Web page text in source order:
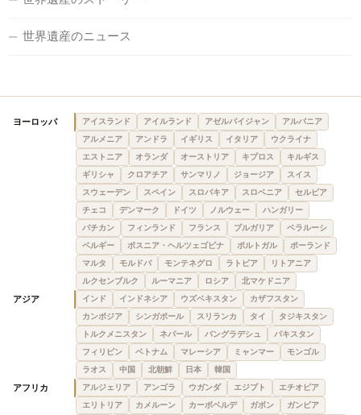
世界遺産のニュース
ヨーロッパ アイスランド アイルランド アゼルバイジャン
アルバニア
アルメニア
アンドラ イギリス イタリア
ウクライナ
エストニア
オランダ オーストリア キプロス
キルギス
ギリシャ
クロアチア サンマリノ ジョージア
スイス
スウェーデン
スペイン スロバキア スロベニア
セルビア
チェコ
デンマーク ドイツ ノルウェー
ハンガリー
バチカン
フィンランド フランス ブルガリア
ベラルーシ
ベルギー
ボスニア・ヘルツェゴビナ ポルトガル
ポーランド
マルタ
モルドバ モンテネグロ ラトビア
リトアニア
ルクセンブルク
ルーマニア ロシア 北マケドニア
アジア インド インドネシア ウズベキスタン
カザフスタン
カンボジア
シンガポール スリランカ タイ
タジキスタン
トルクメニスタン
ネパール バングラデシュ
パキスタン
フィリピン
ベトナム マレーシア ミャンマー
モンゴル
ラオス
中国 北朝鮮 日本 韓国
アフリカ アルジェリア アンゴラ ウガンダ エジプト
エチオピア
エリトリア
カメルーン カーボベルデ ガボン
ガンビア